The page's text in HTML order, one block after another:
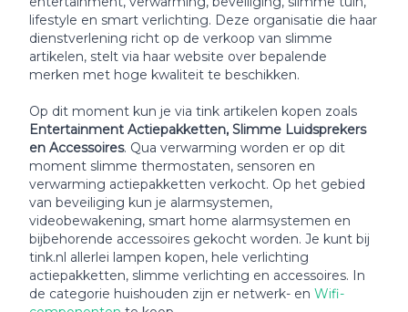
lifestyle en smart verlichting. Deze organisatie die haar
dienstverlening richt op de verkoop van slimme
artikelen, stelt via haar website over bepalende
merken met hoge kwaliteit te beschikken.
Op dit moment kun je via tink artikelen kopen zoals
Entertainment Actiepakketten, Slimme Luidsprekers
en Accessoires. Qua verwarming worden er op dit
moment slimme thermostaten, sensoren en
verwarming actiepakketten verkocht. Op het gebied
van beveiliging kun je alarmsystemen,
videobewakening, smart home alarmsystemen en
bijbehorende accessoires gekocht worden. Je kunt bij
tink.nl allerlei lampen kopen, hele verlichting
actiepakketten, slimme verlichting en accessoires. In
de categorie huishouden zijn er netwerk- en Wifi-